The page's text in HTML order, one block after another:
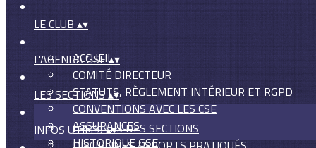
LE CLUB ▴▾
ACCUEIL
COMITÉ DIRECTEUR
STATUTS, RÈGLEMENT INTÉRIEUR ET RGPD
CONVENTIONS AVEC LES CSE
ASSURANCES
HISTORIQUE GSE
L'AGENDA GSE▴▾
LES SECTIONS▴▾
LES SITES DES SECTIONS
INFOS UTILES▴▾